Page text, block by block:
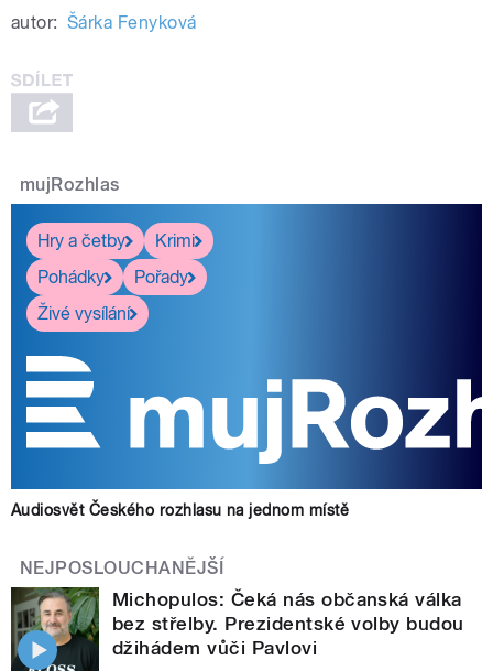
autor: Šárka Fenyková
mujRozhlas
Hry a četby
Krimi
Pohádky
Pořady
Živé vysílání
Audiosvět Českého rozhlasu na jednom místě
NEJPOSLOUCHANĚJŠÍ
Michopulos: Čeká nás občanská válka
bez střelby. Prezidentské volby budou
džihádem vůči Pavlovi